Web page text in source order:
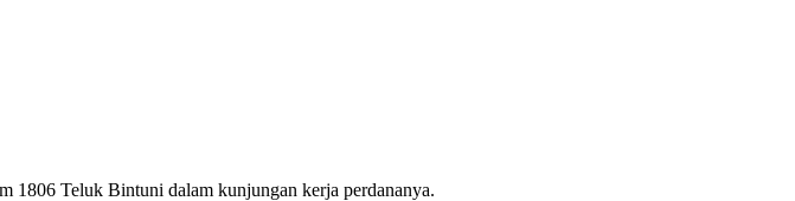
1806 Teluk Bintuni dalam kunjungan kerja perdananya.